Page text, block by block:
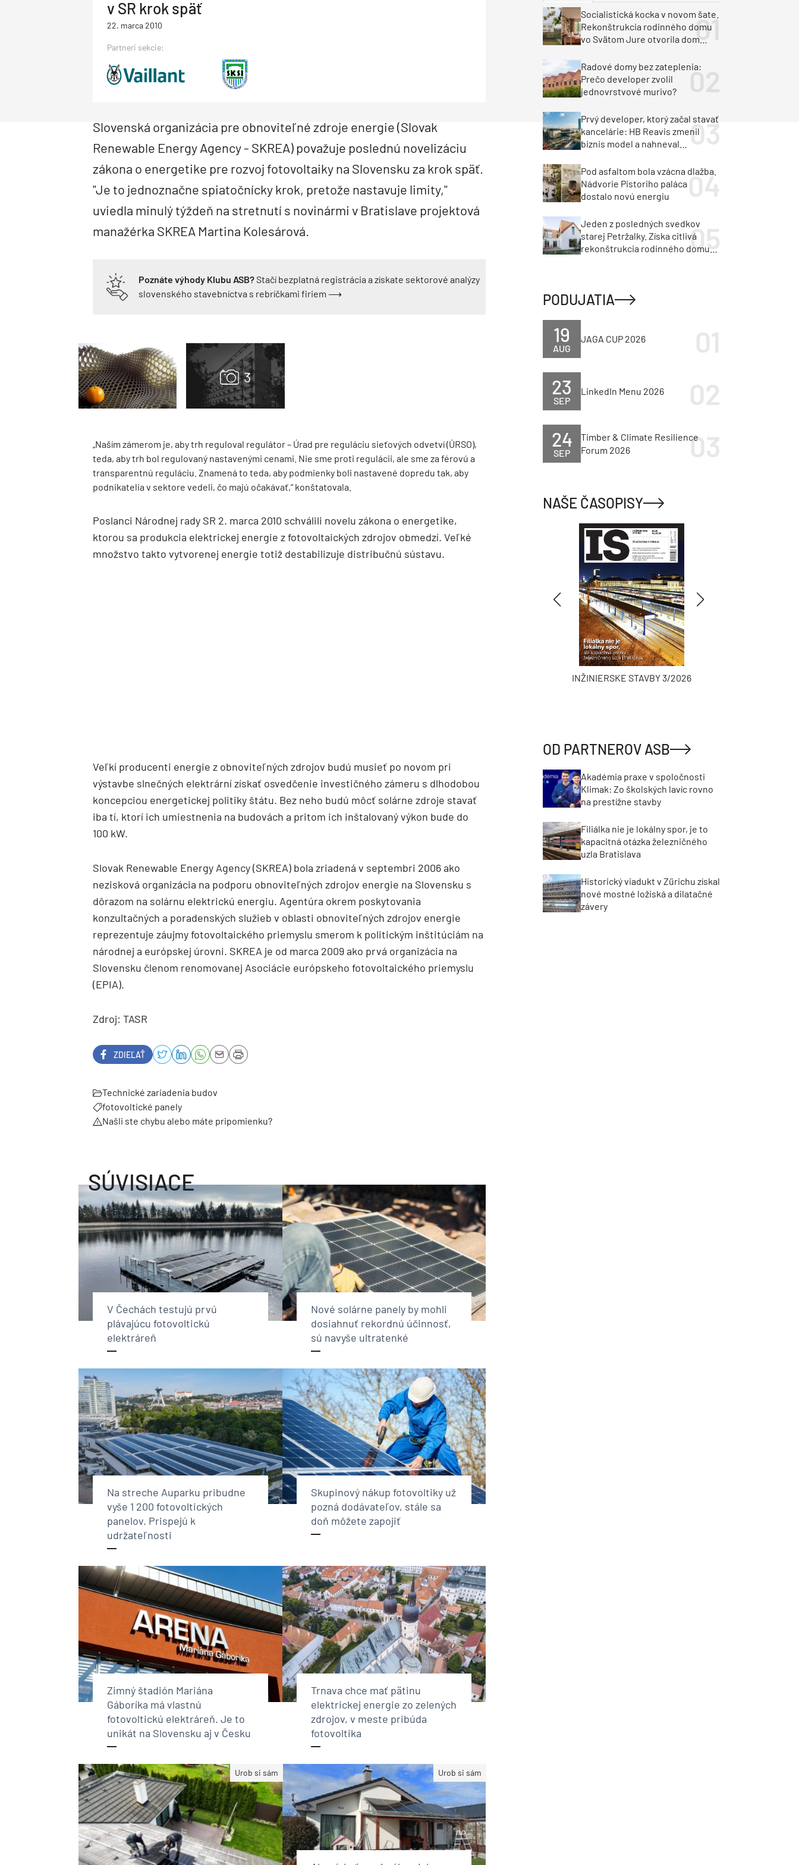
Priemyselné objekty
Rodinné domy
Drevostavby Montované domy
Bungalovy
Nízkoenergetické domyPasívne domy
Klimatizácia a vetranie
Správa budov
Facility management
Priemysel a logistika Dopravné stavby
Deti a architektúra Manažérsky kurz Milan Murcka
v SR krok späť
22. marca 2010
Partneri sekcie:
Slovenská organizácia pre obnoviteľné zdroje energie (Slovak
Renewable Energy Agency - SKREA) považuje poslednú novelizáciu
zákona o energetike pre rozvoj fotovoltaiky na Slovensku za krok späť.
"Je to jednoznačne spiatočnícky krok, pretože nastavuje limity,"
uviedla minulý týždeň na stretnutí s novinármi v Bratislave projektová
manažérka SKREA Martina Kolesárová.
Poznáte výhody Klubu ASB?Stačí bezplatná registrácia a získate sektorové analýzy
slovenského stavebníctva s rebríčkami firiem ⟶
„Naším zámerom je, aby trh reguloval regulátor – Úrad pre reguláciu sieťových odvetví (ÚRSO),
teda, aby trh bol regulovaný nastavenými cenami. Nie sme proti regulácii, ale sme za férovú a
transparentnú reguláciu. Znamená to teda, aby podmienky boli nastavené dopredu tak, aby
podnikatelia v sektore vedeli, čo majú očakávať,“ konštatovala.
Poslanci Národnej rady SR 2. marca 2010 schválili novelu zákona o energetike,
ktorou sa produkcia elektrickej energie z fotovoltaických zdrojov obmedzí. Veľké
množstvo takto vytvorenej energie totiž destabilizuje distribučnú sústavu.
Veľkí producenti energie z obnoviteľných zdrojov budú musieť po novom pri
výstavbe slnečných elektrární získať osvedčenie investičného zámeru s dlhodobou
koncepciou energetickej politiky štátu. Bez neho budú môcť solárne zdroje stavať
iba tí, ktorí ich umiestnenia na budovách a pritom ich inštalovaný výkon bude do
100 kW.
Slovak Renewable Energy Agency (SKREA) bola zriadená v septembri 2006 ako
nezisková organizácia na podporu obnoviteľných zdrojov energie na Slovensku s
dôrazom na solárnu elektrickú energiu. Agentúra okrem poskytovania
konzultačných a poradenských služieb v oblasti obnoviteľných zdrojov energie
reprezentuje záujmy fotovoltaického priemyslu smerom k politickým inštitúciám na
národnej a európskej úrovni. SKREA je od marca 2009 ako prvá organizácia na
Slovensku členom renomovanej Asociácie európskeho fotovoltaického priemyslu
(EPIA).
Zdroj: TASR
ZDIEĽAŤ
Technické zariadenia budov
fotovoltické panely
Našli ste chybu alebo máte pripomienku?
SÚVISIACE
V Čechách testujú prvú
plávajúcu fotovoltickú
elektráreň
Nové solárne panely by mohli
dosiahnuť rekordnú účinnosť,
sú navyše ultratenké
Na streche Auparku pribudne
vyše 1 200 fotovoltických
panelov. Prispejú k
udržateľnosti
Skupinový nákup fotovoltiky už
pozná dodávateľov, stále sa
doň môžete zapojiť
Zimný štadión Mariána
Gáboríka má vlastnú
fotovoltickú elektráreň. Je to
unikát na Slovensku aj v Česku
Trnava chce mať pätinu
elektrickej energie zo zelených
zdrojov, v meste pribúda
fotovoltika
Urob si sám Urob si sám
Socialistická kocka v novom šate.
Rekonštrukcia rodinného domu
vo Svätom Jure otvorila dom
Radové domy bez zateplenia:
Prečo developer zvolil
jednovrstvové murivo?
Prvý developer, ktorý začal stavať
kancelárie: HB Reavis zmenil
biznis model a nahneval
Pod asfaltom bola vzácna dlažba.
Nádvorie Pistoriho paláca
dostalo novú energiu
Jeden z posledných svedkov
starej Petržalky. Získa citlivá
rekonštrukcia rodinného domu
PODUJATIA
AUG
19 JAGA CUP 2026
SEP
23 LinkedIn Menu 2026
SEP
24
Timber & Climate Resilience
Forum 2026
NAŠE ČASOPISY
INŽINIERSKE STAVBY 3/2026
OD PARTNEROV ASB
Akadémia praxe v spoločnosti
Klimak: Zo školských lavíc rovno
na prestížne stavby
Filiálka nie je lokálny spor, je to
kapacitná otázka železničného
uzla Bratislava
Historický viadukt v Zürichu získal
nové mostné ložiská a dilatačné
závery